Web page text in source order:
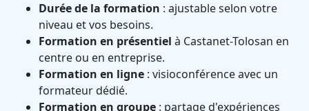
Durée de la formation : ajustable selon votre
niveau et vos besoins.
Formation en présentiel à Castanet-Tolosan en
centre ou en entreprise.
Formation en ligne : visioconférence avec un
formateur dédié.
Formation en groupe : partage d'expériences